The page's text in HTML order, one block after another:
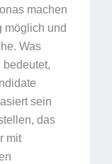
machen
möglich und
Was
bedeutet,
sein
das
mit